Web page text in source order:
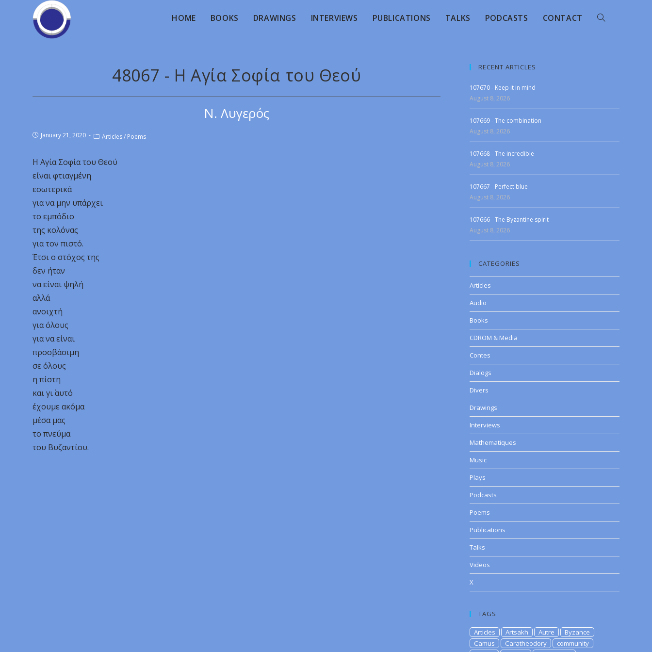
HOME BOOKS DRAWINGS INTERVIEWS PUBLICATIONS TALKS PODCASTS CONTACT
48067 - Η Αγία Σοφία του Θεού
Ν. Λυγερός
January 21, 2020 Articles/ Poems
Η Αγία Σοφία του Θεού
είναι φτιαγμένη
εσωτερικά
για να μην υπάρχει
το εμπόδιο
της κολόνας
για τον πιστό.
Έτσι ο στόχος της
δεν ήταν
να είναι ψηλή
αλλά
ανοιχτή
για όλους
για να είναι
προσβάσιμη
σε όλους
η πίστη
και γι΄ αυτό
έχουμε ακόμα
μέσα μας
το πνεύμα
του Βυζαντίου.
RECENT ARTICLES
107670 - Keep it in mind
August 8, 2026
107669 - The combination
August 8, 2026
107668 - The incredible
August 8, 2026
107667 - Perfect blue
August 8, 2026
107666 - The Byzantine spirit
August 8, 2026
CATEGORIES
Articles
Audio
Books
CDROM & Media
Contes
Dialogs
Divers
Drawings
Interviews
Mathematiques
Music
Plays
Podcasts
Poems
Publications
Talks
Videos
X
TAGS
Articles Artsakh Autre
Byzance
Camus
Caratheodory
community